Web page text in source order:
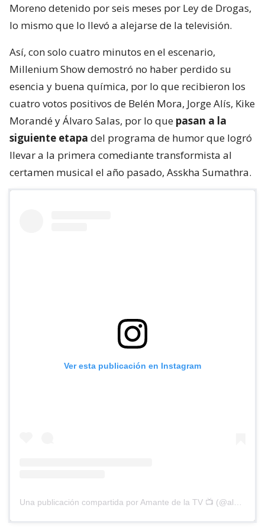
Moreno detenido por seis meses por Ley de Drogas,
lo mismo que lo llevó a alejarse de la televisión.
Así, con solo cuatro minutos en el escenario,
Millenium Show demostró no haber perdido su
esencia y buena química, por lo que recibieron los
cuatro votos positivos de Belén Mora, Jorge Alís, Kike
Morandé y Álvaro Salas, por lo que pasan a la
siguiente etapa del programa de humor que logró
llevar a la primera comediante transformista al
certamen musical el año pasado, Asskha Sumathra.
Ver esta publicación en Instagram
Una publicación compartida por Amante de la TV 📺 (@alguien_te_observa)